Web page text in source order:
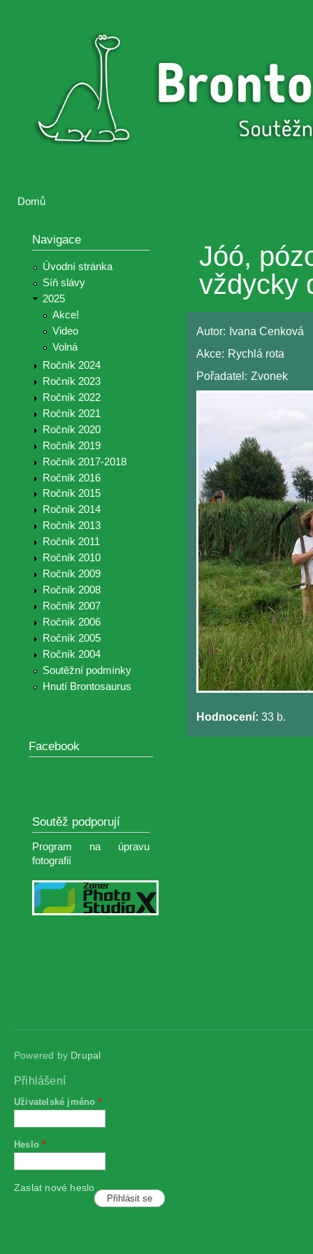
Brontosaurus
Brontosaurus
Domů
Navigace
Úvodní stránka
Síň slávy
2025
Akce!
Video
Volná
Ročník 2024
Ročník 2023
Ročník 2022
Ročník 2021
Ročník 2020
Ročník 2019
Ročník 2017-2018
Ročník 2016
Ročník 2015
Ročník 2014
Ročník 2013
Ročník 2011
Ročník 2010
Ročník 2009
Ročník 2008
Ročník 2007
Ročník 2006
Ročník 2005
Ročník 2004
Soutěžní podmínky
Hnutí Brontosaurus
Facebook
Soutěž podporují
Program na úpravu
fotografií
Jóó,
vždycky
Autor: Ivana Cenková
Akce: Rychlá rota
Pořadatel: Zvonek
Hodnocení: 33 b.
Powered by Drupal
Přihlášení
Uživatelské jméno *
Heslo*
Zaslat nové heslo